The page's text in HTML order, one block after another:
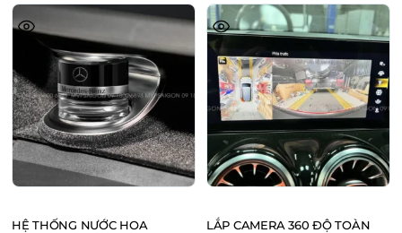
HỆ THỐNG NƯỚC HOA
LẮP CAMERA 360 ĐỘ TOÀN